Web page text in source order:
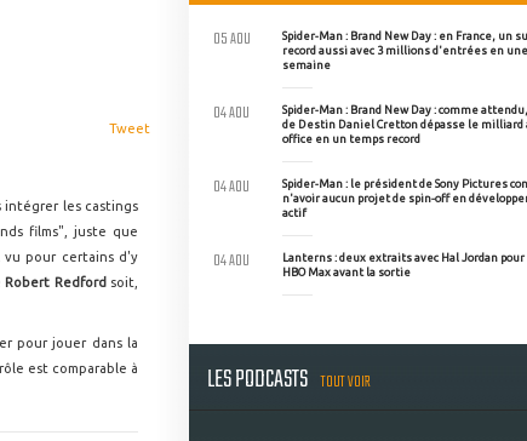
Tweet
intégrer les castings
films", juste que
pour certains d'y
Robert Redford soit,
pour jouer dans la
est comparable à
Spider-Man : Brand New Day : en France, un
record aussi avec 3 millions d'entrées en une
semaine
05 AOU
Spider-Man : Brand New Day : comme
de Destin Daniel Cretton dépasse le milliard
office en un temps record
04 AOU
Spider-Man : le président de Sony Pictures
n'avoir aucun projet de spin-off en
actif
04 AOU
Lanterns : deux extraits avec Hal Jordan
HBO Max avant la sortie
04 AOU
LES PODCASTS TOUT VOIR